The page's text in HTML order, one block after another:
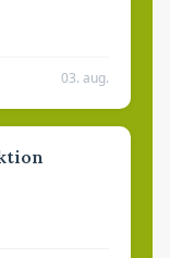
03. aug.